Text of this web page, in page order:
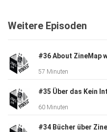
kreativen Krisen gesprochen.
Heute geht es nicht um
Julias
erste Zines, erste Zine-
Erinnerungsjournals nutzt,
Weitere Episoden
57 Minuten
60 Minuten
#34 Bücher über